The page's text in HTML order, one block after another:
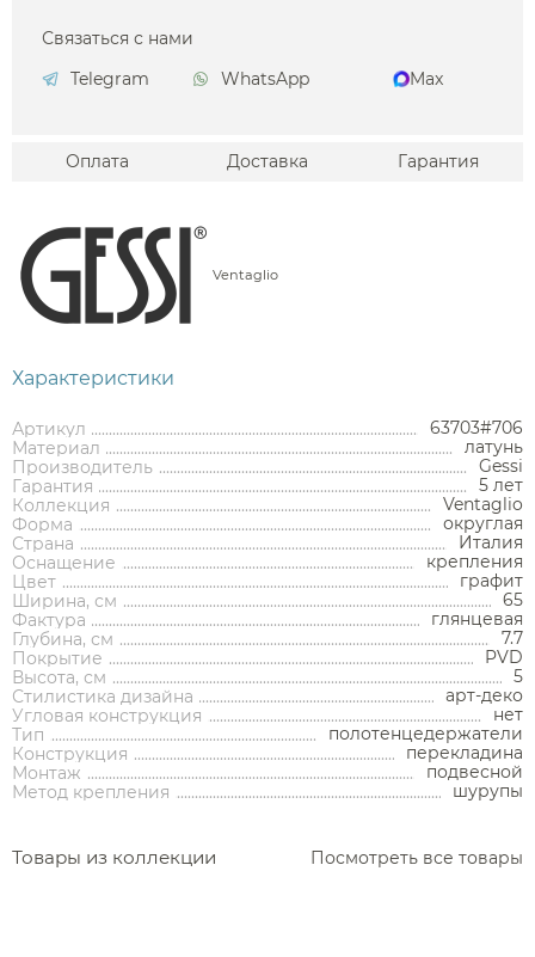
Каталог
Аксессуары
комнаты
Держатели туалетной бумаги
Дозаторы
Мыльницы
Стаканы
Ершики
Крючки
Мебель для ванной комнаты
Гарнитуры
Душ
Смесители встраиваемые для душа и ванны
Смесители накладные для душа и ванны
Душевые стойки
Мойки и аксессуары
Связаться с нами
Telegram
WhatsApp Max
Оплата Доставка Гарантия
Ventaglio
Характеристики
Артикул
63703#706
Материал
латунь
Производитель
Gessi
Гарантия
5 лет
Коллекция
Ventaglio
Форма
округлая
Страна
Италия
Оснащение
крепления
Цвет
графит
Ширина, см
65
Фактура
глянцевая
Глубина, см
7.7
Покрытие
PVD
Высота, см
5
Стилистика дизайна
арт-деко
Угловая конструкция
нет
Тип
полотенцедержатели
Конструкция
перекладина
Монтаж
подвесной
Метод крепления
шурупы
Товары из коллекции Посмотреть все товары